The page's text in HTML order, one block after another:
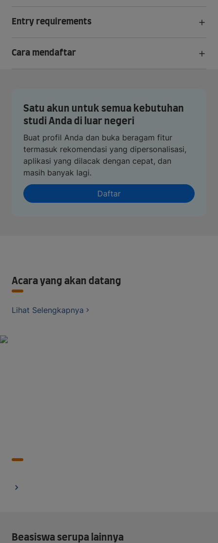
Entry requirements
Cara mendaftar
Satu akun untuk semua kebutuhan
studi Anda di luar negeri
Buat profil Anda dan buka beragam fitur
termasuk rekomendasi yang dipersonalisasi,
aplikasi yang dilacak dengan cepat, dan
masih banyak lagi.
Daftar
Acara yang akan datang
Lihat Selengkapnya
Beasiswa serupa lainnya